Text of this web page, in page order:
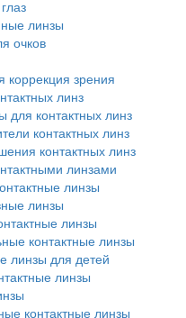
линзы
очков
коррекция зрения
линз
для контактных линз
контактных линз
контактных линз
линзами
линзы
линзы
линзы
контактные линзы
линзы для детей
линзы
контактные линзы